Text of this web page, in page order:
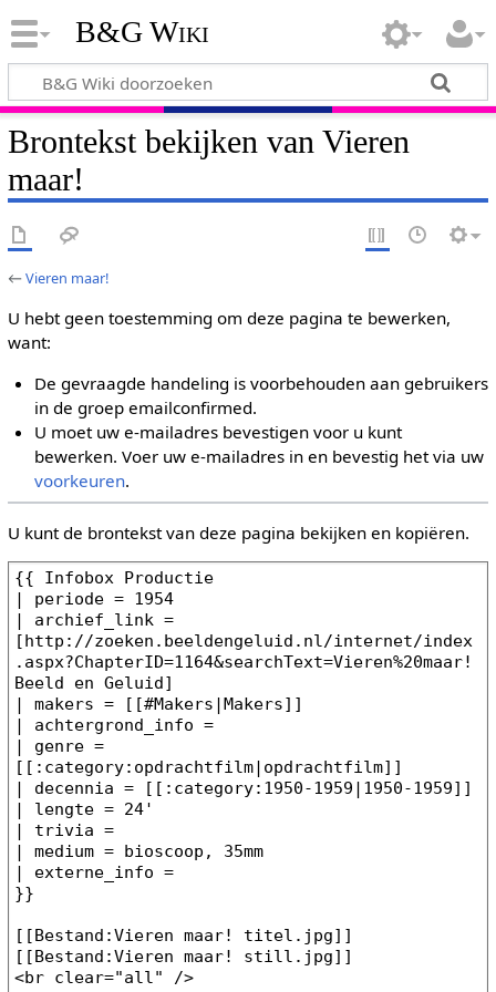
B&G Wiki
Brontekst bekijken van Vieren
maar!
←Vieren maar!
U hebt geen toestemming om deze pagina te bewerken,
want:
De gevraagde handeling is voorbehouden aan gebruikers
in de groep emailconfirmed.
U moet uw e-mailadres bevestigen voor u kunt
bewerken. Voer uw e-mailadres in en bevestig het via uw
voorkeuren.
U kunt de brontekst van deze pagina bekijken en kopiëren.